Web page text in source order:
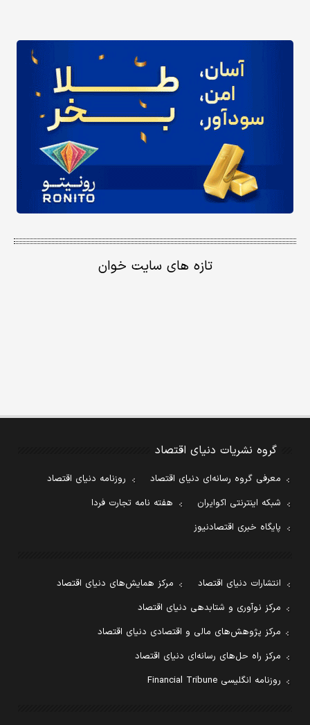
تازه های سایت خوان
گروه نشریات دنیای اقتصاد
معرفی گروه رسانه‌ای دنیای اقتصاد
روزنامه دنیای اقتصاد
شبکه اینترنتی اکوایران
هفته نامه تجارت فردا
پایگاه خبری اقتصادنیوز
انتشارات دنیای اقتصاد
مرکز همایش‌های دنیای اقتصاد
مرکز نوآوری و شتابدهی دنیای اقتصاد
مرکز پژوهش‌های مالی و اقتصادی دنیای اقتصاد
مرکز راه حل‌های رسانه‌ای دنیای اقتصاد
روزنامه انگلیسی Financial Tribune